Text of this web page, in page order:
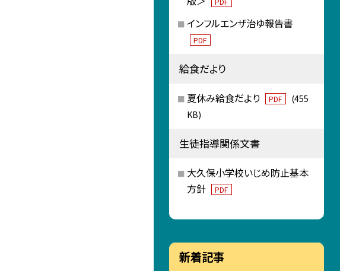
インフルエンザ治ゆ報告書
PDF
給食だより
夏休み給食だより PDF
(455
KB)
生徒指導関係文書
大久保小学校いじめ防止基本
方針
PDF
新着記事